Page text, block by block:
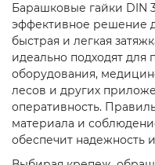
Барашковые гайки DIN
эффективное решение
быстрая и легкая
идеально подходят для
оборудования,
лесов и других
оперативность.
материала и
обеспечит надежность